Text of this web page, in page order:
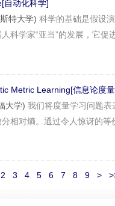
自动化科学]
特大学) 科学的基础是假设
科学家“亚当”的发展，它
Metric Learning[信息论度
大学) 我们将度量学习问题
相对熵。通过令人惊讶的
2 3 4 5 6 7 8 9 >